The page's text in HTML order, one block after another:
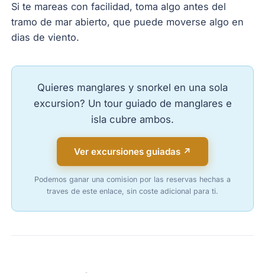
Si te mareas con facilidad, toma algo antes del
tramo de mar abierto, que puede moverse algo en
dias de viento.
Quieres manglares y snorkel en una sola
excursion? Un tour guiado de manglares e
isla cubre ambos.
Ver excursiones guiadas ↗
Podemos ganar una comision por las reservas hechas a
traves de este enlace, sin coste adicional para ti.